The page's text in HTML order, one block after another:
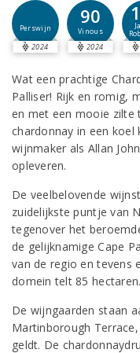
Perswijn
2024
90
Vinous
2024
Wat een prachtige
Palliser! Rijk en romig,
en met een mooie zilte
chardonnay in een koel
wijnmaker als Allan
opleveren.
De veelbelovende
zuidelijkste puntje van
tegenover het
de gelijknamige Cape
van de regio en tevens
domein telt 85 hectaren.
De wijngaarden staan
Martinborough
geldt. De